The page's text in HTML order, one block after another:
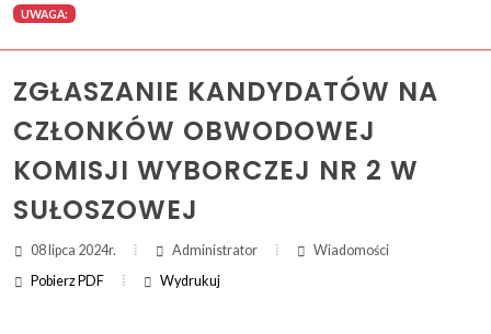
WYBIERZ KATEGORIE:
ZAKRES DAT WYSZUKIWANIA:
OD:
DO:
UWAGA:
ZGŁASZANIE KANDYDATÓW NA
CZŁONKÓW OBWODOWEJ
KOMISJI WYBORCZEJ NR 2 W
SUŁOSZOWEJ
08 lipca 2024r. Administrator
Wiadomości
Pobierz PDF
Wydrukuj